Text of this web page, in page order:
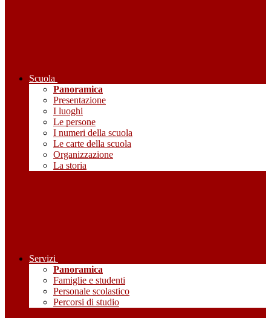
Scuola
Panoramica
Presentazione
I luoghi
Le persone
I numeri della scuola
Le carte della scuola
Organizzazione
La storia
Servizi
Panoramica
Famiglie e studenti
Personale scolastico
Percorsi di studio